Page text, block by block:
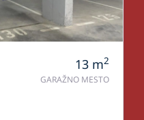
13 m2
GARAŽNO MESTO